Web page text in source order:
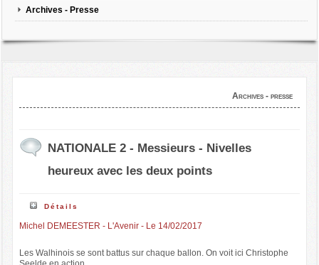
Archives - Presse
Archives - presse
NATIONALE 2 - Messieurs - Nivelles
heureux avec les deux points
Détails
Michel DEMEESTER - L'Avenir - Le 14/02/2017
Les Walhinois se sont battus sur chaque ballon. On voit ici Christophe